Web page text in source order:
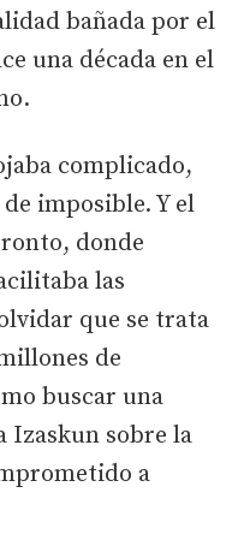
bañada por el
una década en el
complicado,
imposible. Y el
donde
las
que se trata
de
buscar una
Izaskun sobre la
a